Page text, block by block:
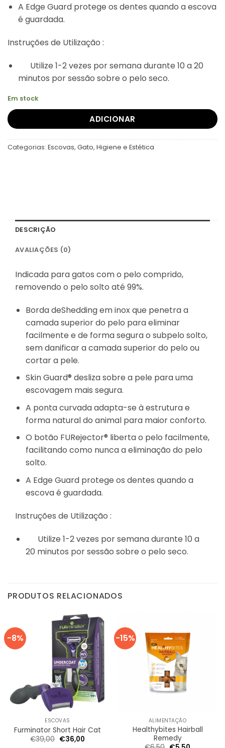
A Edge Guard protege os dentes quando a escova
é guardada.
Instruções de Utilização :
Utilize 1-2 vezes por semana durante 10 a 20
minutos por sessão sobre o pelo seco.
Em stock
ADICIONAR
Categorias: Escovas, Gato, Higiene e Estética
DESCRIÇÃO
AVALIAÇÕES (0)
Indicada para gatos com o pelo comprido,
removendo o pelo solto até 99%.
Borda deShedding em inox que penetra a
camada superior do pelo para eliminar
facilmente e de forma segura o subpelo solto,
sem danificar a camada superior do pelo ou
cortar a pele.
Skin Guard® desliza sobre a pele para uma
escovagem mais segura.
A ponta curvada adapta-se à estrutura e
forma natural do animal para maior conforto.
O botão FURejector® liberta o pelo facilmente,
facilitando como nunca a eliminação do pelo
solto.
A Edge Guard protege os dentes quando a
escova é guardada.
Instruções de Utilização :
Utilize 1-2 vezes por semana durante 10 a
20 minutos por sessão sobre o pelo seco.
PRODUTOS RELACIONADOS
-8%
ESCOVAS
Furminator Short Hair Cat
€39,00 O
preço
€36,00O
-15%
ALIMENTAÇÃO
Healthybites Hairball
Remedy